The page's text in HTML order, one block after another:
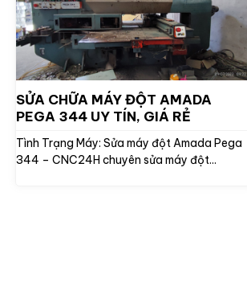
SỬA CHỮA MÁY ĐỘT AMADA
PEGA 344 UY TÍN, GIÁ RẺ
Tình Trạng Máy: Sửa máy đột Amada Pega
344 – CNC24H chuyên sửa máy đột...